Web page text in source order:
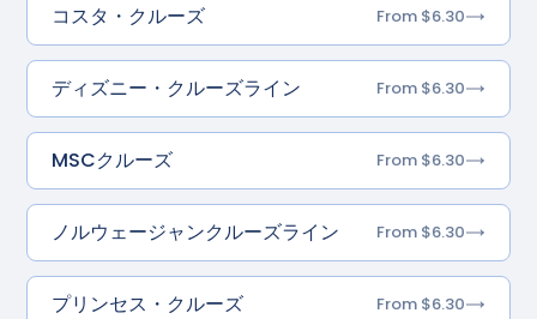
コスタ・クルーズ From $6.30
ディズニー・クルーズライン From $6.30
MSCクルーズ From $6.30
ノルウェージャンクルーズライン From $6.30
プリンセス・クルーズ From $6.30